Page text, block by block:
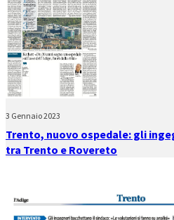
3 Gennaio 2023
Trento, nuovo ospedale: gli
tra Trento e Rovereto